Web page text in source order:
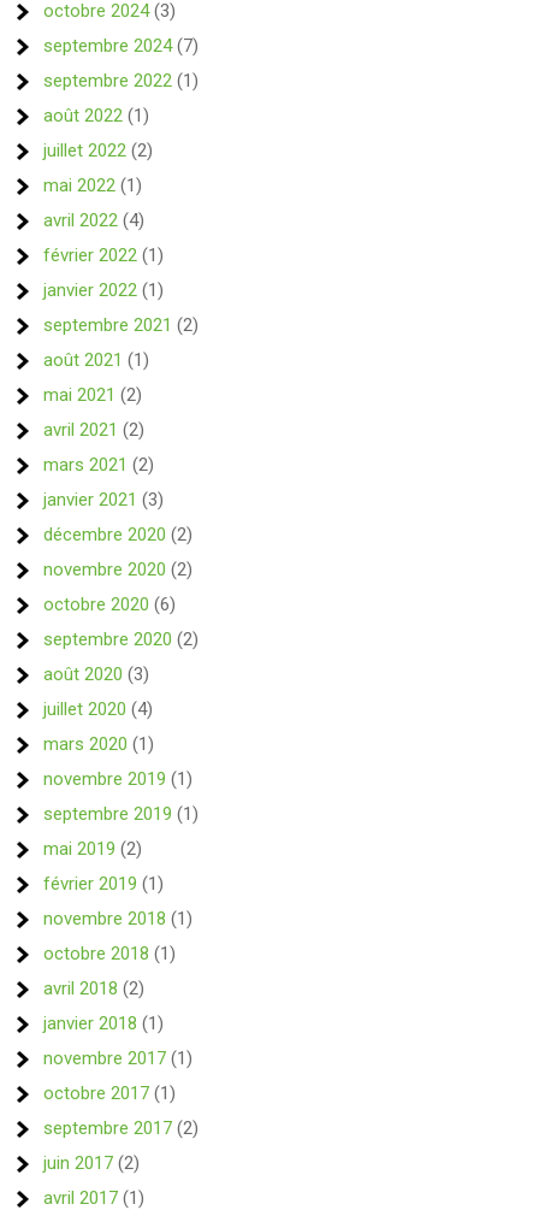
octobre 2024(3)
septembre 2024(7)
septembre 2022 (1)
août 2022 (1)
juillet 2022 (2)
mai 2022 (1)
avril 2022 (4)
février 2022 (1)
janvier 2022 (1)
septembre 2021 (2)
août 2021 (1)
mai 2021 (2)
avril 2021 (2)
mars 2021 (2)
janvier 2021 (3)
décembre 2020 (2)
novembre 2020 (2)
octobre 2020 (6)
septembre 2020 (2)
août 2020 (3)
juillet 2020 (4)
mars 2020 (1)
novembre 2019 (1)
septembre 2019 (1)
mai 2019 (2)
février 2019 (1)
novembre 2018 (1)
octobre 2018 (1)
avril 2018 (2)
janvier 2018 (1)
novembre 2017 (1)
octobre 2017 (1)
septembre 2017 (2)
juin 2017 (2)
avril 2017 (1)